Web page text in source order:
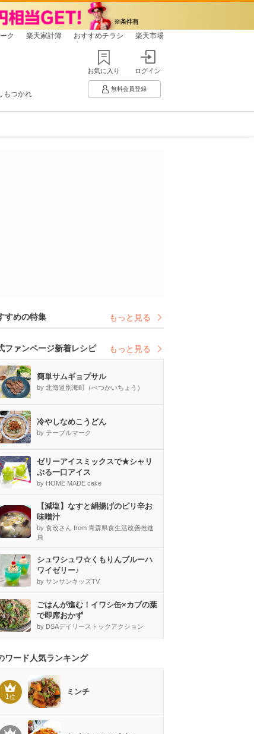
ク 楽天家計簿 おすすめチラシ 楽天市場
もつかれ
お気に入り ログイン
無料会員登録
すめの特集 もっと見る
ファンページ新着レシピ もっと見る
簡単サムギョプサル
by 北海道別海町（べつかいちょう）
冷やしなめこうどん
by テーブルマーク
ゼリーアイスミックスで★シャリ
ぷる一口アイス
by HOME MADE cake
【減塩】なすと絹揚げのピリ辛お
味噌汁
by 食改さん from 青森県食生活改善推進
員
シュワシュワ☆くもりんブルーハ
ワイゼリー♪
by サンサンキッズTV
ごはんが進む！イワシ缶×カブの葉
で即席おかず
by DSAデイリーストックアクション
ワード人気ランキング
1位
ミンチ